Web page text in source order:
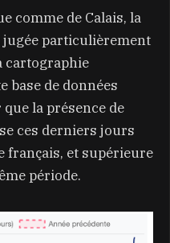
comme de Calais, la
jugée particulièrement
cartographie
base de données
la présence de
ces derniers jours
français, et supérieure
période.